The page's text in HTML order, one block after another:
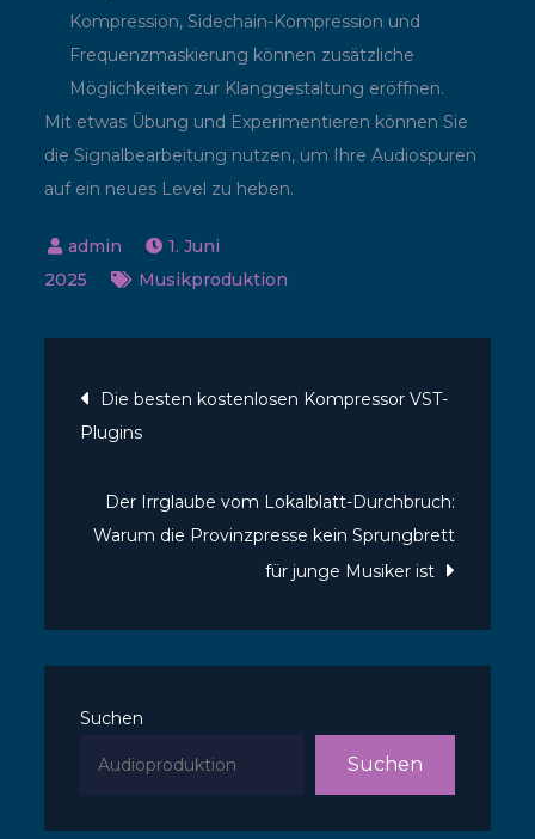
Kompression, Sidechain-Kompression und
Frequenzmaskierung können zusätzliche
Möglichkeiten zur Klanggestaltung eröffnen.
Mit etwas Übung und Experimentieren können Sie
die Signalbearbeitung nutzen, um Ihre Audiospuren
auf ein neues Level zu heben.
1. Juni
2025
Musikproduktion
Die besten kostenlosen Kompressor VST-
Plugins
Der Irrglaube vom Lokalblatt-Durchbruch:
Warum die Provinzpresse kein Sprungbrett
für junge Musiker ist
Suchen
Suchen